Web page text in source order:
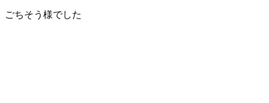
ごちそう様でした